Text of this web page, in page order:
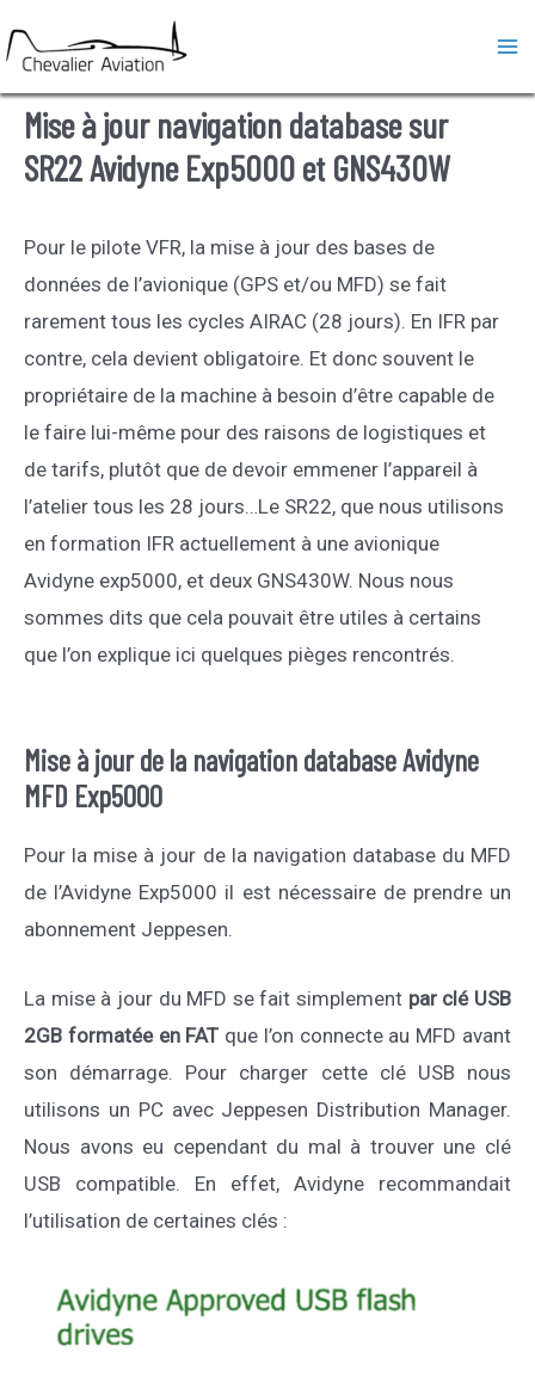
au
contenu
Mise à jour navigation database sur
SR22 Avidyne Exp5000 et GNS430W
Pour le pilote VFR, la mise à jour des bases de
données de l’avionique (GPS et/ou MFD) se fait
rarement tous les cycles AIRAC (28 jours). En IFR par
contre, cela devient obligatoire. Et donc souvent le
propriétaire de la machine à besoin d’être capable de
le faire lui-même pour des raisons de logistiques et
de tarifs, plutôt que de devoir emmener l’appareil à
l’atelier tous les 28 jours…Le SR22, que nous utilisons
en formation IFR actuellement à une avionique
Avidyne exp5000, et deux GNS430W. Nous nous
sommes dits que cela pouvait être utiles à certains
que l’on explique ici quelques pièges rencontrés.
Mise à jour de la navigation database Avidyne
MFD Exp5000
Pour la mise à jour de la navigation database du MFD
de l’Avidyne Exp5000 il est nécessaire de prendre un
abonnement Jeppesen.
La mise à jour du MFD se fait simplement par clé USB
2GB formatée en FAT que l’on connecte au MFD avant
son démarrage. Pour charger cette clé USB nous
utilisons un PC avec Jeppesen Distribution Manager.
Nous avons eu cependant du mal à trouver une clé
USB compatible. En effet, Avidyne recommandait
l’utilisation de certaines clés :